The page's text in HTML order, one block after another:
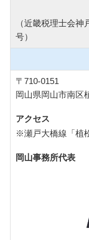
（近畿税理士会
号）
〒710-0151
岡山県岡山市南区
アクセス
※瀬戸大橋線「植
岡山事務所代表